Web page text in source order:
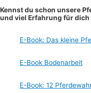
Kennst du schon unsere
und viel Erfahrung für
E-Book: Das kleine
E-Book Bodenarbeit
E-Book: 12